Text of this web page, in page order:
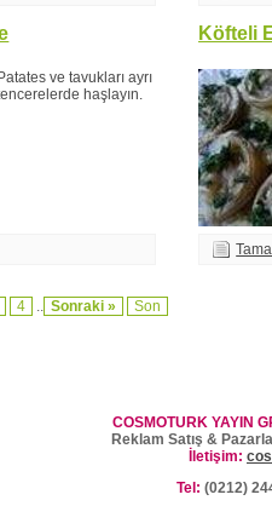
Patates ve tavukları ayrı
haşlayın.
Köfteli
4 .. Sonraki » Son
COSMOTURK YAYIN
Reklam Satış &
İletişim:
Tel: (0212)